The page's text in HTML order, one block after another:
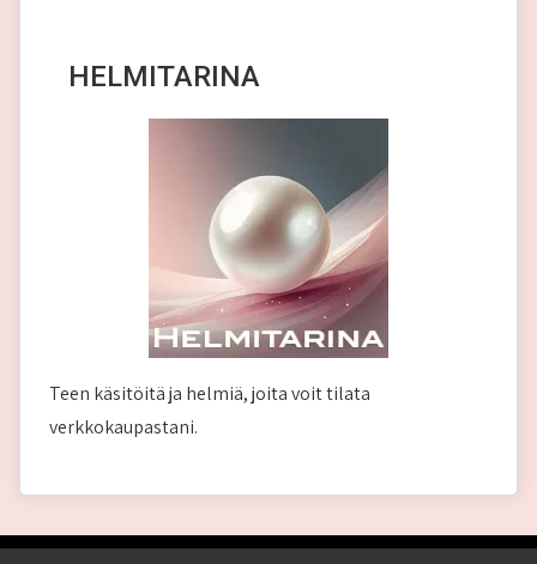
HELMITARINA
Teen käsitöitä ja helmiä, joita voit tilata
verkkokaupastani.